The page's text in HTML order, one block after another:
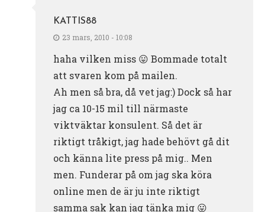
KATTIS88
23 mars, 2010 - 10:08
haha vilken miss 😛 Bommade totalt
att svaren kom på mailen.
Ah men så bra, då vet jag:) Dock så har
jag ca 10-15 mil till närmaste
viktväktar konsulent. Så det är
riktigt tråkigt, jag hade behövt gå dit
och känna lite press på mig.. Men
men. Funderar på om jag ska köra
online men de är ju inte riktigt
samma sak kan jag tänka mig 😛